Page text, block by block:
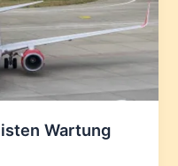
Wartung